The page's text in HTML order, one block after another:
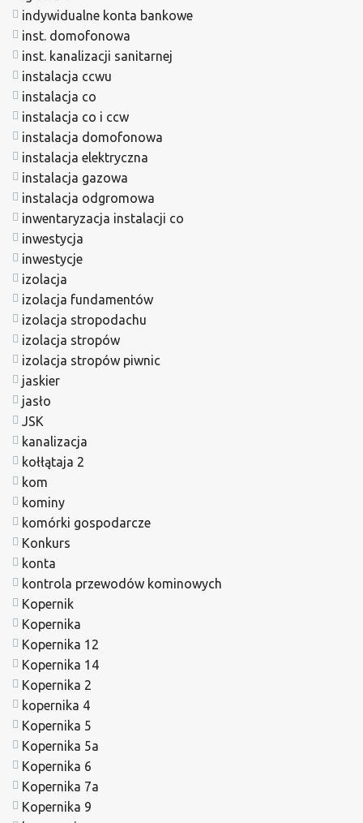
indywidualne konta bankowe
inst. domofonowa
inst. kanalizacji sanitarnej
instalacja ccwu
instalacja co
instalacja co i ccw
instalacja domofonowa
instalacja elektryczna
instalacja gazowa
instalacja odgromowa
inwentaryzacja instalacji co
inwestycja
inwestycje
izolacja
izolacja fundamentów
izolacja stropodachu
izolacja stropów
izolacja stropów piwnic
jaskier
jasło
JSK
kanalizacja
kołłątaja 2
kom
kominy
komórki gospodarcze
Konkurs
konta
kontrola przewodów kominowych
Kopernik
Kopernika
Kopernika 12
Kopernika 14
Kopernika 2
kopernika 4
Kopernika 5
Kopernika 5a
Kopernika 6
Kopernika 7a
Kopernika 9